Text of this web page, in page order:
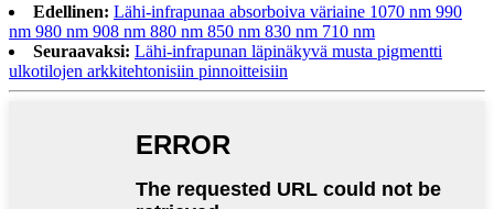
Edellinen: Lähi-infrapunaa absorboiva väriaine 1070 nm 990
nm 980 nm 908 nm 880 nm 850 nm 830 nm 710 nm
Seuraavaksi: Lähi-infrapunan läpinäkyvä musta pigmentti
ulkotilojen arkkitehtonisiin pinnoitteisiin